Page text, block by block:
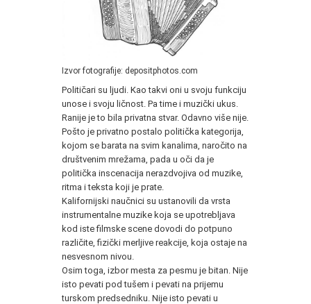
Izvor fotografije: depositphotos.com
Političari su ljudi. Kao takvi oni u svoju funkciju
unose i svoju ličnost. Pa time i muzički ukus.
Ranije je to bila privatna stvar. Odavno više nije.
Pošto je privatno postalo politička kategorija,
kojom se barata na svim kanalima, naročito na
društvenim mrežama, pada u oči da je
politička inscenacija nerazdvojiva od muzike,
ritma i teksta koji je prate.
Kalifornijski naučnici su ustanovili da vrsta
instrumentalne muzike koja se upotrebljava
kod iste filmske scene dovodi do potpuno
različite, fizički merljive reakcije, koja ostaje na
nesvesnom nivou.
Osim toga, izbor mesta za pesmu je bitan. Nije
isto pevati pod tušem i pevati na prijemu
turskom predsedniku. Nije isto pevati u